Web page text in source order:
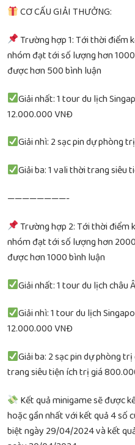
CƠ CẤU GIẢI THƯỞNG:
Trường hợp 1: Tới thời điểm
nhóm đạt tới số lượng hơn
được hơn 500 bình luận
Giải nhất: 1 tour du lịch
12.000.000 VNĐ
Giải nhì: 2 sạc pin dự phòng
Giải ba: 1 vali thời trang
————————-
Trường hợp 2: Tới thời điểm
nhóm đạt tới số lượng hơn
được hơn 1000 bình luận
Giải nhất: 1 tour du lịch
Giải nhì: 1 tour du lịch
12.000.000 VNĐ
Giải ba: 2 sạc pin dự phòng
trang siêu tiện ích trị giá
Kết quả minigame sẽ được
hoặc gần nhất với kết quả 4 số
biệt ngày 29/04/2024 và kết